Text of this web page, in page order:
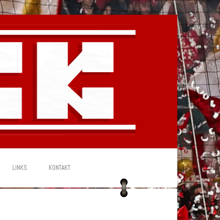
LINKS KONTAKT